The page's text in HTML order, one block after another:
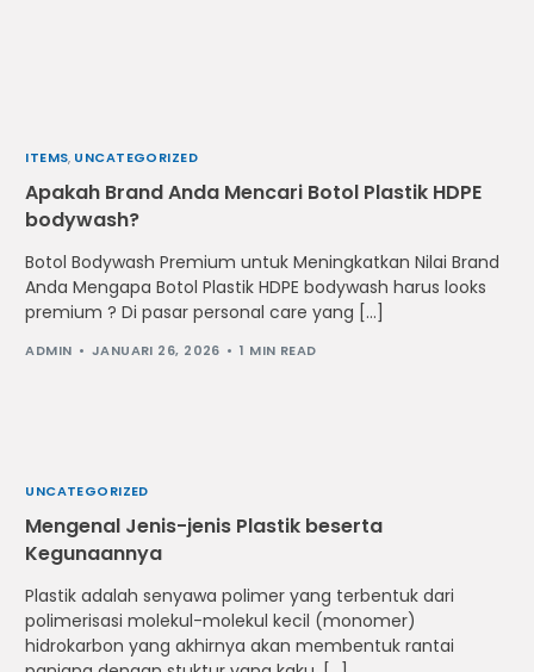
ITEMS, UNCATEGORIZED
Apakah Brand Anda Mencari Botol Plastik HDPE
bodywash?
Botol Bodywash Premium untuk Meningkatkan Nilai Brand
Anda Mengapa Botol Plastik HDPE bodywash harus looks
premium ? Di pasar personal care yang […]
ADMIN JANUARI 26, 2026 1 MIN READ
UNCATEGORIZED
Mengenal Jenis-jenis Plastik beserta
Kegunaannya
Plastik adalah senyawa polimer yang terbentuk dari
polimerisasi molekul-molekul kecil (monomer)
hidrokarbon yang akhirnya akan membentuk rantai